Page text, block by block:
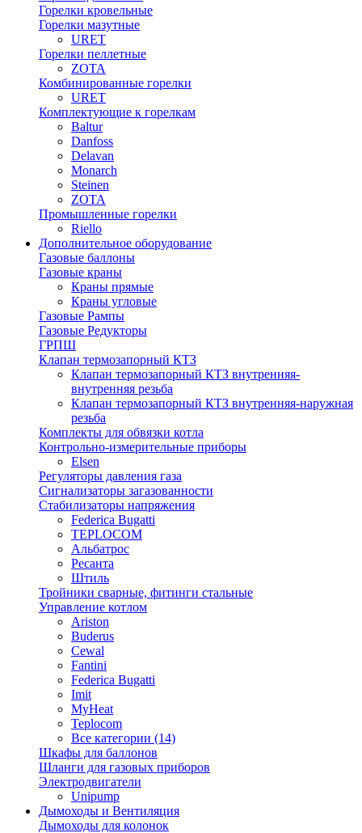
Горелки кровельные
Горелки мазутные
URET
Горелки пеллетные
ZOTA
Комбинированные горелки
URET
Комплектующие к горелкам
Baltur
Danfoss
Delavan
Monarch
Steinen
ZOTA
Промышленные горелки
Riello
Дополнительное оборудование
Газовые баллоны
Газовые краны
Краны прямые
Краны угловые
Газовые Рампы
Газовые Редукторы
ГРПШ
Клапан термозапорный КТЗ
Клапан термозапорный КТЗ внутренняя-
внутренняя резьба
Клапан термозапорный КТЗ внутренняя-наружная
резьба
Комплекты для обвязки котла
Контрольно-измерительные приборы
Elsen
Регуляторы давления газа
Сигнализаторы загазованности
Стабилизаторы напряжения
Federica Bugatti
TEPLOCOM
Альбатрос
Ресанта
Штиль
Тройники сварные, фитинги стальные
Управление котлом
Ariston
Buderus
Cewal
Fantini
Federica Bugatti
Imit
MyHeat
Teplocom
Все категории (14)
Шкафы для баллонов
Шланги для газовых приборов
Электродвигатели
Unipump
Дымоходы и Вентиляция
Дымоходы для колонок